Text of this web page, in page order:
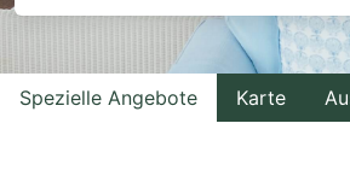
with
the
Spezielle Angebote Karte